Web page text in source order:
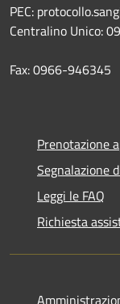
PEC:
Centralino Unico:
Fax: 0966-946345
Prenotazione
Segnalazione
Leggi le FAQ
Richiesta